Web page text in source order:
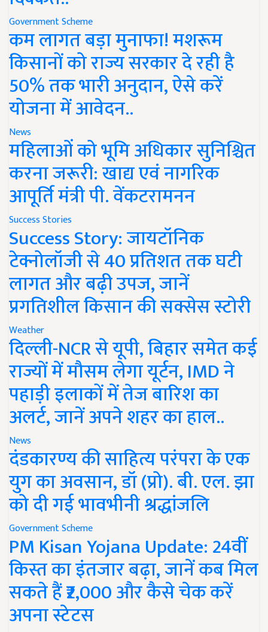
Government Scheme
कम लागत बड़ा मुनाफा! मशरूम
किसानों को राज्य सरकार दे रही है
50% तक भारी अनुदान, ऐसे करें
योजना में आवेदन..
News
महिलाओं को भूमि अधिकार सुनिश्चित
करना जरूरी: खाद्य एवं नागरिक
आपूर्ति मंत्री पी. वेंकटरामनन
Success Stories
Success Story: जायटॉनिक
टेक्नोलॉजी से 40 प्रतिशत तक घटी
लागत और बढ़ी उपज, जानें
प्रगतिशील किसान की सक्सेस स्टोरी
Weather
दिल्ली-NCR से यूपी, बिहार समेत कई
राज्यों में मौसम लेगा यूर्टन, IMD ने
पहाड़ी इलाकों में तेज बारिश का
अलर्ट, जानें अपने शहर का हाल..
News
दंडकारण्य की साहित्य परंपरा के एक
युग का अवसान, डॉ (प्रो). बी. एल. झा
को दी गई भावभीनी श्रद्धांजलि
Government Scheme
PM Kisan Yojana Update: 24वीं
किस्त का इंतजार बढ़ा, जानें कब मिल
सकते हैं ₹2,000 और कैसे चेक करें
अपना स्टेटस